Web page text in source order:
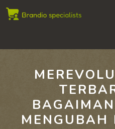
Skip
MENGUBAH